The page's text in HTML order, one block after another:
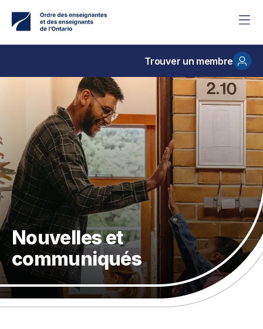
contenu
Trouver un membre
Nouvelles et
communiqués